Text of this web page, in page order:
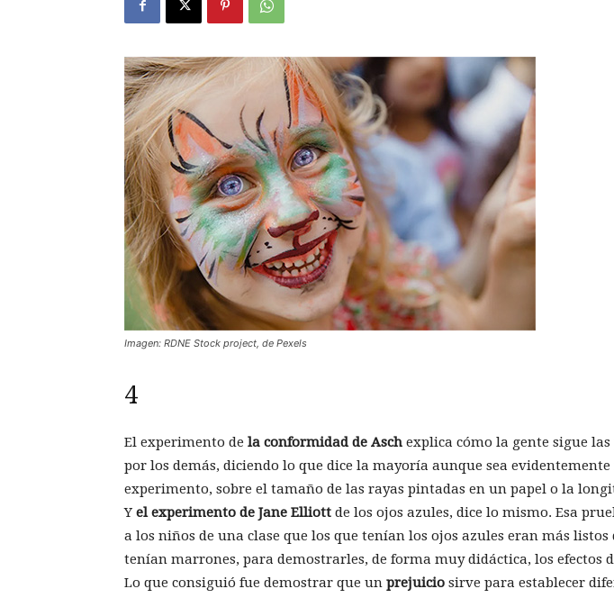
Imagen: RDNE Stock project, de Pexels
4
El experimento de la conformidad de Asch explica cómo la gente sigue
por los demás, diciendo lo que dice la mayoría aunque sea evidentemente
experimento, sobre el tamaño de las rayas pintadas en un papel o la
Y el experimento de Jane Elliott de los ojos azules, dice lo mismo. Esa
a los niños de una clase que los que tenían los ojos azules eran más listos
tenían marrones, para demostrarles, de forma muy didáctica, los efectos
Lo que consiguió fue demostrar que un prejuicio sirve para establecer